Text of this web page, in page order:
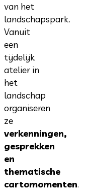
van het
landschapspark.
Vanuit
een
tijdelijk
atelier in
het
landschap
organiseren
ze
verkenningen,
gesprekken
en
thematische
cartomomenten.